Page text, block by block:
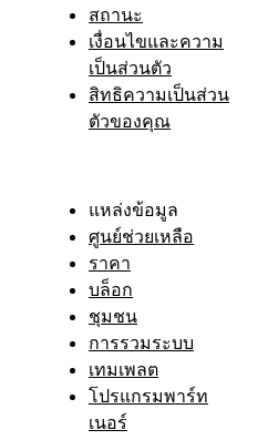
สถานะ
เงื่อนไขและความ
เป็นส่วนตัว
สิทธิความเป็นส่วน
ตัวของคุณ
แหล่งข้อมูล
ศูนย์ช่วยเหลือ
ราคา
บล็อก
ชุมชน
การรวมระบบ
เทมเพลต
โปรแกรมพาร์ท
เนอร์